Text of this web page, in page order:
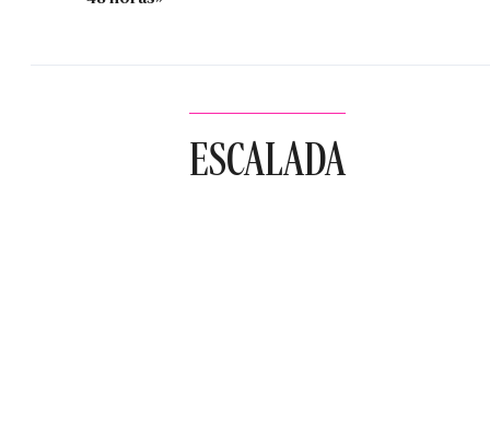
ESCALADA